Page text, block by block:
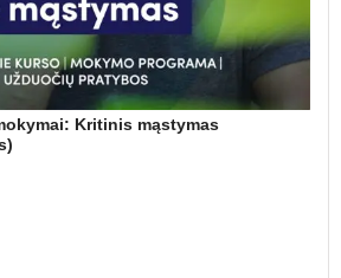
Kritinis mąstymas